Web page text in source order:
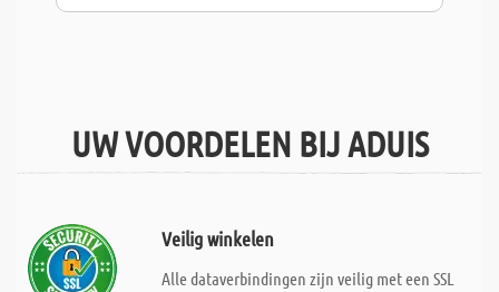
UW VOORDELEN BIJ ADUIS
Veilig winkelen
Alle dataverbindingen zijn veilig met een SSL